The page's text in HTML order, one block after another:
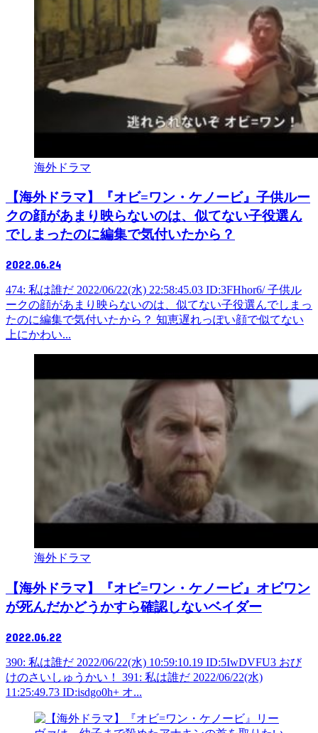
海外ドラマ
【海外ドラマ】『オビ=ワン・ケノービ』子供ルー
クの顔があまり映らないのは、似てない子役選ん
でしまったのに編集で気付いたから？
2022.06.24
474: 私は誰だ 2022/06/22(水) 22:58:45.03 ID:3FHhor6/ 子供ル
ークの顔があまり映らないのは、似てない子役選んでしまっ
たのに編集で気付いたから？ 知恵遅れっぽい顔で似てない
上にかわい...
海外ドラマ
【海外ドラマ】『オビ=ワン・ケノービ』オビワン
が死んだかどうかすら確認しないベイダー
2022.06.22
390: 私は誰だ 2022/06/22(水) 10:59:10.19 ID:5IwDVFU3 おび
けのさいしゅうかい！ 391: 私は誰だ 2022/06/22(水)
11:25:49.73 ID:isdgo0h+ オ...